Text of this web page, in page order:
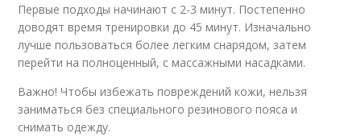
Первые подходы начинают с 2-3 минут. Постепенно
доводят время тренировки до 45 минут. Изначально
лучше пользоваться более легким снарядом, затем
перейти на полноценный, с массажными насадками.
Важно! Чтобы избежать повреждений кожи, нельзя
заниматься без специального резинового пояса и
снимать одежду.